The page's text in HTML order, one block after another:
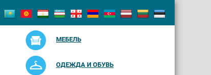
МЕБЕЛЬ
ОДЕЖДА И ОБУВЬ